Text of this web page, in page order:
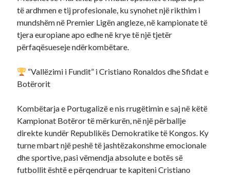
të ardhmen e tij profesionale, ku synohet një rikthim i
mundshëm në Premier Ligën angleze, në kampionate të
tjera europiane apo edhe në krye të një tjetër
përfaqësueseje ndërkombëtare.
“Vallëzimi i Fundit” i Cristiano Ronaldos dhe Sfidat e
Botërorit
Kombëtarja e Portugalizë e nis rrugëtimin e saj në këtë
Kampionat Botëror të mërkurën, në një përballje
direkte kundër Republikës Demokratike të Kongos. Ky
turne mbart një peshë të jashtëzakonshme emocionale
dhe sportive, pasi vëmendja absolute e botës së
futbollit është e përqendruar te kapiteni Cristiano